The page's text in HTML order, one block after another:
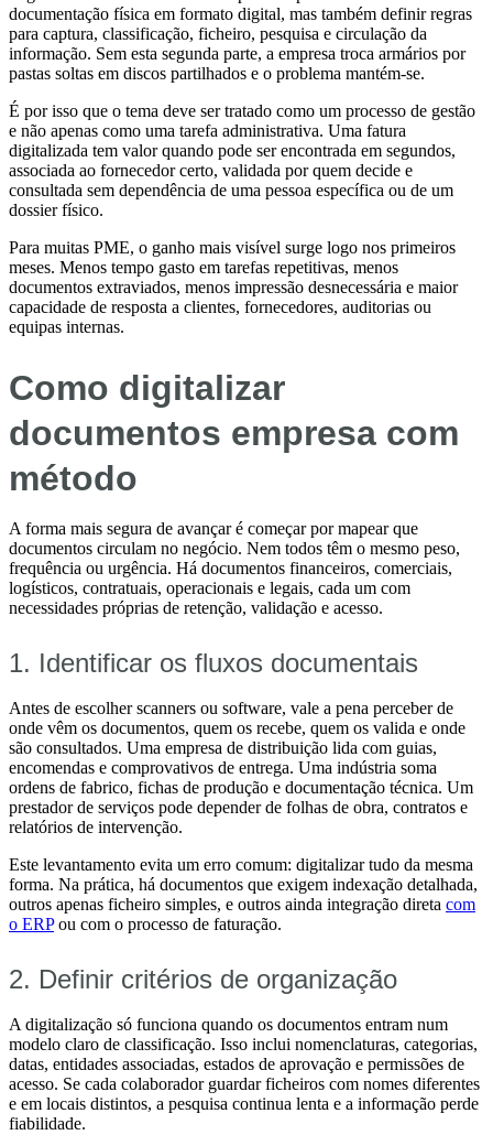
documentação física em formato digital, mas também definir regras
para captura, classificação, ficheiro, pesquisa e circulação da
informação. Sem esta segunda parte, a empresa troca armários por
pastas soltas em discos partilhados e o problema mantém-se.
É por isso que o tema deve ser tratado como um processo de gestão
e não apenas como uma tarefa administrativa. Uma fatura
digitalizada tem valor quando pode ser encontrada em segundos,
associada ao fornecedor certo, validada por quem decide e
consultada sem dependência de uma pessoa específica ou de um
dossier físico.
Para muitas PME, o ganho mais visível surge logo nos primeiros
meses. Menos tempo gasto em tarefas repetitivas, menos
documentos extraviados, menos impressão desnecessária e maior
capacidade de resposta a clientes, fornecedores, auditorias ou
equipas internas.
Como digitalizar
documentos empresa com
método
A forma mais segura de avançar é começar por mapear que
documentos circulam no negócio. Nem todos têm o mesmo peso,
frequência ou urgência. Há documentos financeiros, comerciais,
logísticos, contratuais, operacionais e legais, cada um com
necessidades próprias de retenção, validação e acesso.
1. Identificar os fluxos documentais
Antes de escolher scanners ou software, vale a pena perceber de
onde vêm os documentos, quem os recebe, quem os valida e onde
são consultados. Uma empresa de distribuição lida com guias,
encomendas e comprovativos de entrega. Uma indústria soma
ordens de fabrico, fichas de produção e documentação técnica. Um
prestador de serviços pode depender de folhas de obra, contratos e
relatórios de intervenção.
Este levantamento evita um erro comum: digitalizar tudo da mesma
forma. Na prática, há documentos que exigem indexação detalhada,
outros apenas ficheiro simples, e outros ainda integração direta com
o ERPou com o processo de faturação.
2. Definir critérios de organização
A digitalização só funciona quando os documentos entram num
modelo claro de classificação. Isso inclui nomenclaturas, categorias,
datas, entidades associadas, estados de aprovação e permissões de
acesso. Se cada colaborador guardar ficheiros com nomes diferentes
e em locais distintos, a pesquisa continua lenta e a informação perde
fiabilidade.